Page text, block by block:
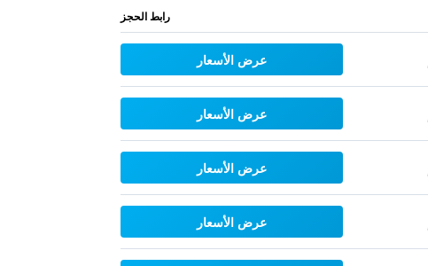
رابط الحجز
عرض الأسعار
عرض الأسعار
عرض الأسعار
عرض الأسعار